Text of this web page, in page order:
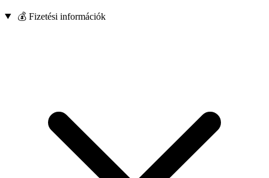
💰 Fizetési információk